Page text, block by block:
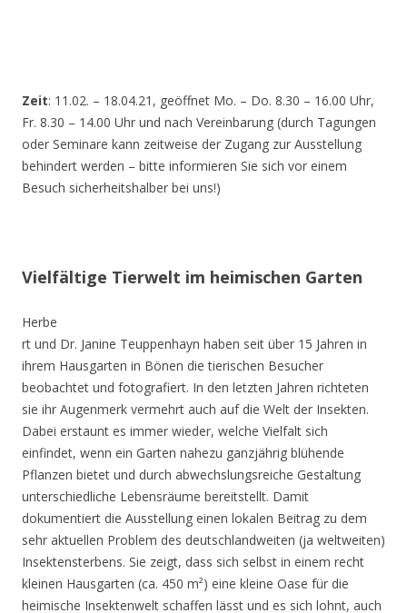
Zeit: 11.02. – 18.04.21, geöffnet Mo. – Do. 8.30 – 16.00 Uhr,
Fr. 8.30 – 14.00 Uhr und nach Vereinbarung (durch Tagungen
oder Seminare kann zeitweise der Zugang zur Ausstellung
behindert werden – bitte informieren Sie sich vor einem
Besuch sicherheitshalber bei uns!)
Vielfältige Tierwelt im heimischen Garten
Herbe
rt und Dr. Janine Teuppenhayn haben seit über 15 Jahren in
ihrem Hausgarten in Bönen die tierischen Besucher
beobachtet und fotografiert. In den letzten Jahren richteten
sie ihr Augenmerk vermehrt auch auf die Welt der Insekten.
Dabei erstaunt es immer wieder, welche Vielfalt sich
einfindet, wenn ein Garten nahezu ganzjährig blühende
Pflanzen bietet und durch abwechslungsreiche Gestaltung
unterschiedliche Lebensräume bereitstellt. Damit
dokumentiert die Ausstellung einen lokalen Beitrag zu dem
sehr aktuellen Problem des deutschlandweiten (ja weltweiten)
Insektensterbens. Sie zeigt, dass sich selbst in einem recht
kleinen Hausgarten (ca. 450 m²) eine kleine Oase für die
heimische Insektenwelt schaffen lässt und es sich lohnt, auch